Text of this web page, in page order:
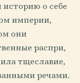
о себе
империи,
они
распри,
тщеславие,
речами.